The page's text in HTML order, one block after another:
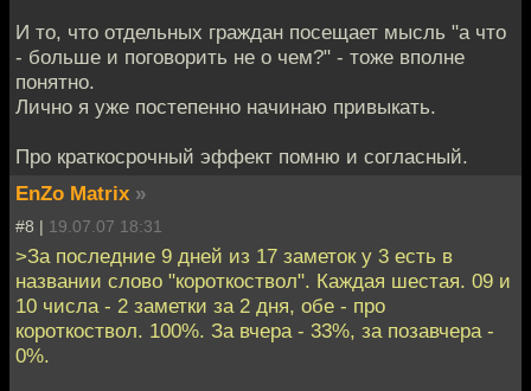
И то, что отдельных граждан посещает мысль "а что
- больше и поговорить не о чем?" - тоже вполне
понятно.
Лично я уже постепенно начинаю привыкать.
Про краткосрочный эффект помню и согласный.
EnZo Matrix »
#8 | 19.07.07 18:31
>За последние 9 дней из 17 заметок у 3 есть в
названии слово "короткоствол". Каждая шестая. 09 и
10 числа - 2 заметки за 2 дня, обе - про
короткоствол. 100%. За вчера - 33%, за позавчера -
0%.